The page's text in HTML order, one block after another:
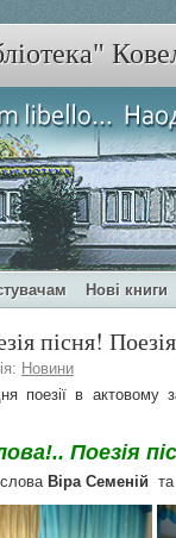
Нові книги
пісня!
Новини
поезії в актовому
Поезія
Віра Семеній та